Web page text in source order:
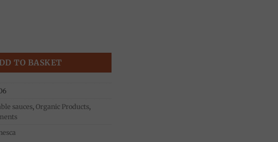
200g, La Madre Terra quantity
TO BASKET
sauces,Organic Products,